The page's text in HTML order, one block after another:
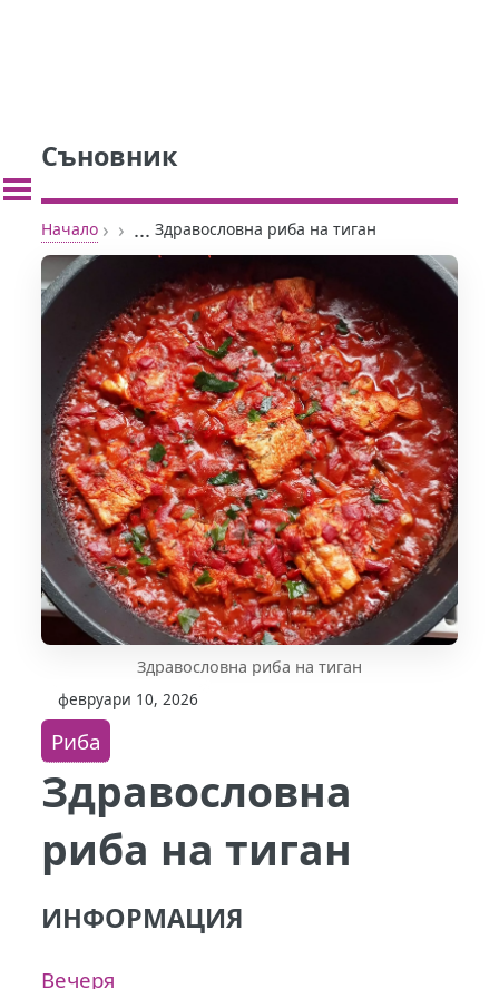
Съновник
Начало › › ... Здравословна риба на тиган
Здравословна риба на тиган
февруари 10, 2026
Риба
Здравословна
риба на тиган
ИНФОРМАЦИЯ
Вечеря